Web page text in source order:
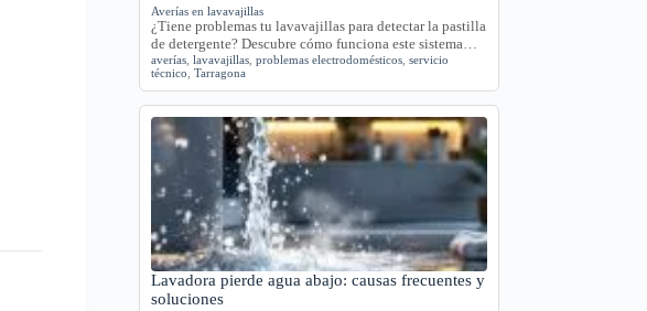
Averías en lavavajillas
¿Tiene problemas tu lavavajillas para detectar la pastilla
de detergente? Descubre cómo funciona este sistema…
averías ,lavavajillas ,problemas electrodomésticos ,servicio
técnico ,Tarragona
Lavadora pierde agua abajo: causas frecuentes y
soluciones